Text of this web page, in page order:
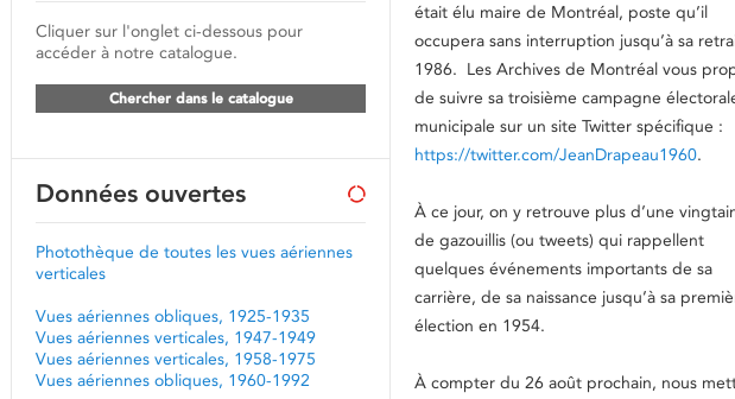
était élu maire de Montréal, poste qu’il
occupera sans interruption jusqu’à sa
1986. Les Archives de Montréal vous
de suivre sa troisième campagne
municipale sur un site Twitter spécifique :
https://twitter.com/JeanDrapeau1960.
À ce jour, on y retrouve plus d’une
de gazouillis (ou tweets) qui rappellent
quelques événements importants de sa
carrière, de sa naissance jusqu’à sa
élection en 1954.
À compter du 26 août prochain, nous
Cliquer sur l'onglet ci-dessous pour
accéder à notre catalogue.
Chercher dans le catalogue
Données ouvertes
Photothèque de toutes les vues aériennes
verticales
Vues aériennes obliques, 1925-1935
Vues aériennes verticales, 1947-1949
Vues aériennes verticales, 1958-1975
Vues aériennes obliques, 1960-1992